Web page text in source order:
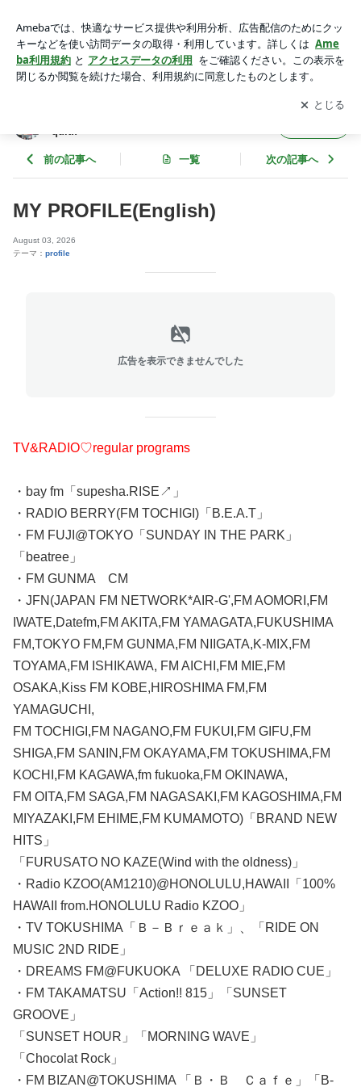
ver quit!!アプリをダウンロードして ブログの更新通知
を受け取りまし
ょう。
開く
quit!!
前の記事へ 一覧 次の記事へ
MY PROFILE(English)
August 03, 2026
テーマ： profile
広告を表示できませんでした
TV&RADIO♡regular programs
・bay fm「supesha.RISE↗️」
・RADIO BERRY(FM TOCHIGI)「B.E.A.T」
・FM FUJI@TOKYO「SUNDAY IN THE PARK」
「beatree」
・FM GUNMA CM
・JFN(JAPAN FM NETWORK*AIR-G',FM AOMORI,FM
IWATE,Datefm,FM AKITA,FM YAMAGATA,FUKUSHIMA
FM,TOKYO FM,FM GUNMA,FM NIIGATA,K-MIX,FM
TOYAMA,FM ISHIKAWA, FM AICHI,FM MIE,FM
OSAKA,Kiss FM KOBE,HIROSHIMA FM,FM
YAMAGUCHI,
FM TOCHIGI,FM NAGANO,FM FUKUI,FM GIFU,FM
SHIGA,FM SANIN,FM OKAYAMA,FM TOKUSHIMA,FM
KOCHI,FM KAGAWA,fm fukuoka,FM OKINAWA,
FM OITA,FM SAGA,FM NAGASAKI,FM KAGOSHIMA,FM
MIYAZAKI,FM EHIME,FM KUMAMOTO)「BRAND NEW
HITS」
「FURUSATO NO KAZE(Wind with the oldness)」
・Radio KZOO(AM1210)@HONOLULU,HAWAII「100%
HAWAII from.HONOLULU Radio KZOO」
・TV TOKUSHIMA「Ｂ－Ｂｒｅａｋ」、「RIDE ON
MUSIC 2ND RIDE」
・DREAMS FM@FUKUOKA 「DELUXE RADIO CUE」
・FM TAKAMATSU「Action!! 815」「SUNSET
GROOVE」
「SUNSET HOUR」「MORNING WAVE」
「Chocolat Rock」
・FM BIZAN@TOKUSHIMA 「Ｂ・Ｂ Ｃａｆｅ」「B-